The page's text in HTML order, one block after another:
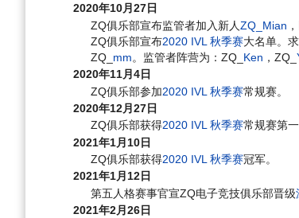
2020年10月27日
ZQ俱乐部宣布监管者加入新人ZQ_Mian
ZQ俱乐部宣布2020 IVL 秋季赛大名单。
ZQ_ mm。监管者阵营为：ZQ_ Ken ，ZQ_
2020年11月4日
ZQ俱乐部参加2020 IVL 秋季赛常规赛。
2020年12月27日
ZQ俱乐部获得2020 IVL 秋季赛常规赛第
2021年1月10日
ZQ俱乐部获得2020 IVL 秋季赛冠军。
2021年1月12日
第五人格赛事官宣ZQ电子竞技俱乐部晋级
2021年2月26日